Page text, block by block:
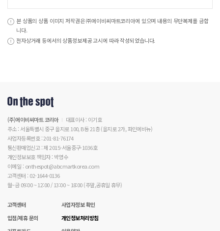
본 상품의 상품 이미지 저작권은 ㈜에이비씨마트코리아에 있으며 내용의 무단복제를 금합
니다.
전자상거래 등에서의 상품정보제공 고시에 따라 작성되었습니다.
(주)에이비씨마트 코리아
대표이사 : 이기호
주소 : 서울특별시 중구 을지로 100, B동 21층 (을지로 2가, 파인에비뉴)
사업자등록번호 : 201-81-76174
통신판매업신고 : 제 2015-서울중구-1036호
개인정보보호 책임자 : 박영수
이메일 : onthespot@abcmartkorea.com
고객센터 : 02-1644-0136
월~금 09:00 ~ 12:00 / 13:00 ~ 18:00 (주말,공휴일 휴무)
고객센터
입점/제휴 문의
사업자정보 확인
개인정보처리방침